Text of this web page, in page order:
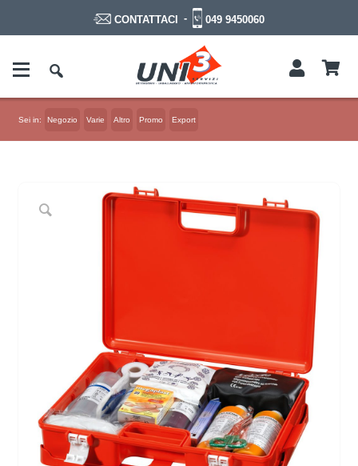
CONTATTACI - 049 9450060
Sei in: Negozio Varie Altro Promo Export